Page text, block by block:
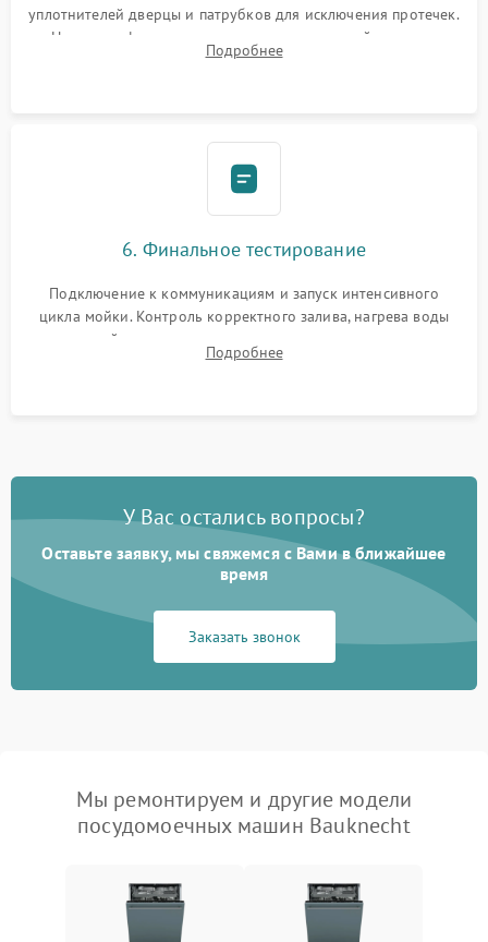
уплотнителей дверцы и патрубков для исключения протечек.
Надежная фиксация хомутов гидравлической системы,
сборка корпуса и установка датчика поплавка.
Подробнее
6. Финальное тестирование
Подключение к коммуникациям и запуск интенсивного
цикла мойки. Контроль корректного залива, нагрева воды
до нужной температуры, отсутствия посторонних шумов,
штатного слива и абсолютной сухости в поддоне.
Подробнее
У Вас остались вопросы?
Оставьте заявку, мы свяжемся с Вами в ближайшее
время
Заказать звонок
Мы ремонтируем и другие модели
посудомоечных машин Bauknecht